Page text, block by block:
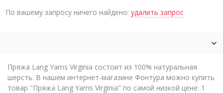
По вашему запросу ничего найдено: удалить запрос
Пряжа Lang Yarns Virginia состоит из 100% натуральная
шерсть. В нашем интернет-магазине Фонтура можно купить
товар "Пряжа Lang Yarns Virginia" по самой низкой цене: 1